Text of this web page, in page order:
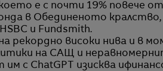
е с почти 19% повече
в Обединеното
и Fundsmith.
рекордно високи нива и в
на САЩ и
с ChatGPT изисква